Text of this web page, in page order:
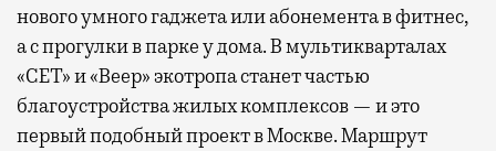
нового умного гаджета или абонемента в фитнес,
а с прогулки в парке у дома. В мультикварталах
«СЕТ» и «Веер» экотропа станет частью
благоустройства жилых комплексов — и это
первый подобный проект в Москве. Маршрут